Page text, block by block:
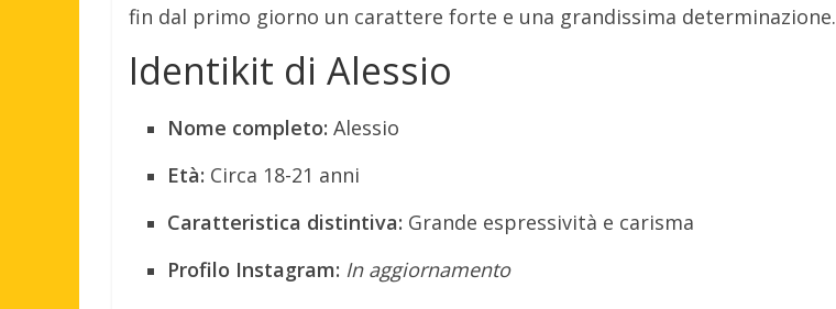
fin dal primo giorno un carattere forte e una grandissima determinazione.
Identikit di Alessio
Nome completo: Alessio
Età: Circa 18-21 anni
Caratteristica distintiva: Grande espressività e carisma
Profilo Instagram: In aggiornamento